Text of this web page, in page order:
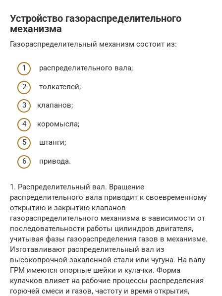
Устройство газораспределительного
механизма
Газораспределительный механизм состоит из:
распределительного вала;
толкателей;
клапанов;
коромысла;
штанги;
привода.
1. Распределительный вал. Вращение
распределительного вала приводит к своевременному
открытию и закрытию клапанов
газораспределительного механизма в зависимости от
последовательности работы цилиндров двигателя,
учитывая фазы газораспределения газов в механизме.
Изготавливают распределительный вал из
высокопрочной закаленной стали или чугуна. На валу
ГРМ имеются опорные шейки и кулачки. Форма
кулачков влияет на рабочие процессы распределения
горючей смеси и газов, частоту и время открытия,